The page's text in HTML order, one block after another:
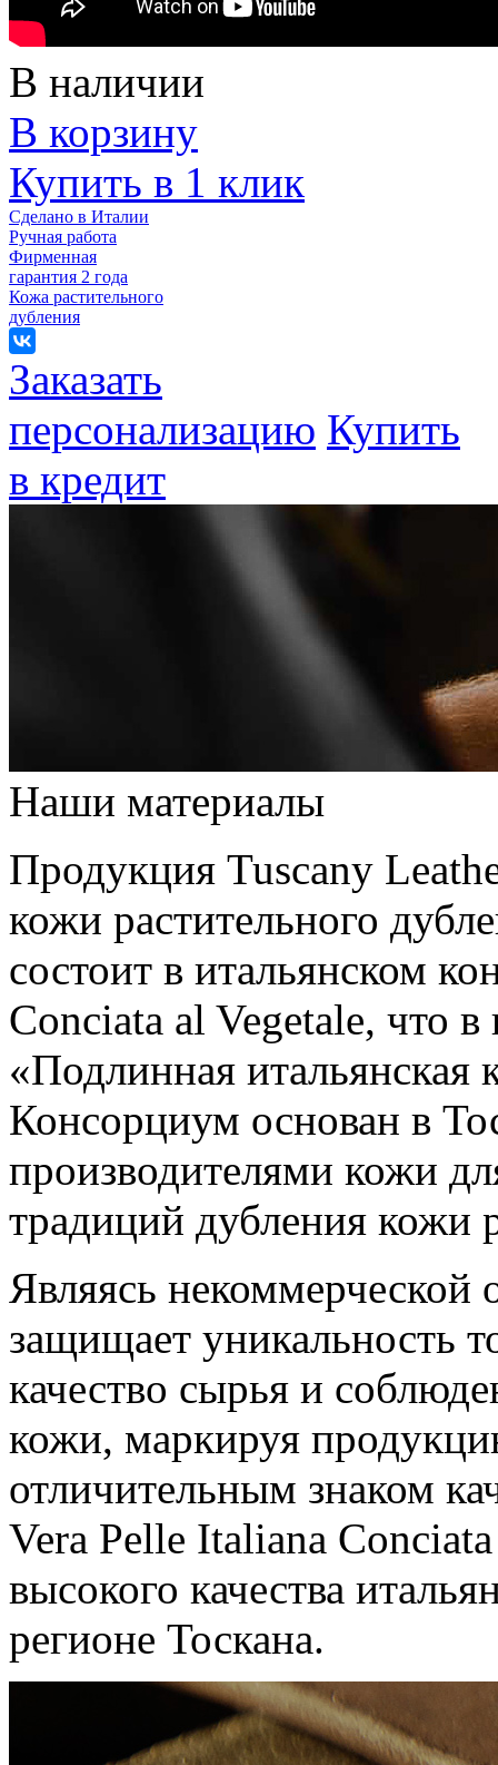
В наличии
В корзину
Купить в 1 клик
Сделано в Италии
Ручная работа
Фирменная
гарантия 2 года
Кожа растительного
дубления
Заказать
персонализацию Купить
в кредит
Наши материалы
Продукция Tuscany
кожи растительного
состоит в итальянском
Conciata al Vegetale, что в
«Подлинная итальянская
Консорциум основан в
производителями кожи
традиций дубления кожи
Являясь некоммерческой
защищает уникальность
качество сырья и
кожи, маркируя
отличительным знаком
Vera Pelle Italiana
высокого качества
регионе Тоскана.